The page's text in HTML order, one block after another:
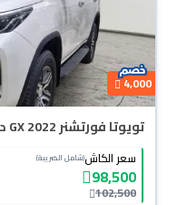
4,000
تويوتا فورتشنر GX 2022 دبل
سعر الكاش(شامل الضريبة)
98,500
102,500